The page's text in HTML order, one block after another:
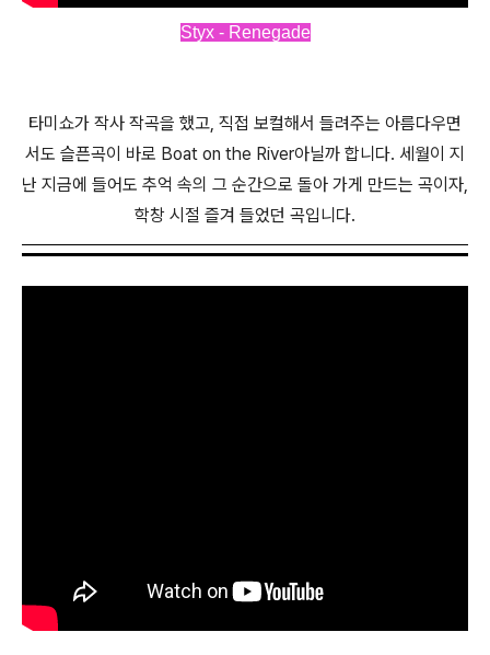
Styx - Renegade
타미쇼가 작사 작곡을 했고, 직접 보컬해서 들려주는 아름다우면
서도 슬픈곡이 바로 Boat on the River아닐까 합니다. 세월이 지
난 지금에 들어도 추억 속의 그 순간으로 돌아 가게 만드는 곡이자,
학창 시절 즐겨 들었던 곡입니다.